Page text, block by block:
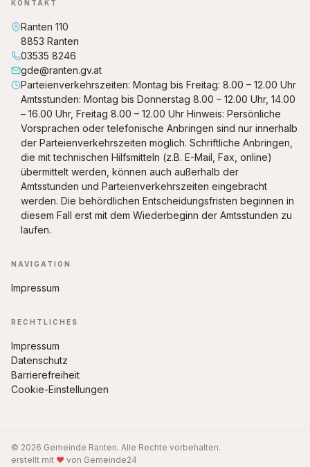
KONTAKT
Ranten 110
8853 Ranten
03535 8246
gde@ranten.gv.at
Parteienverkehrszeiten: Montag bis Freitag: 8.00 – 12.00 Uhr
Amtsstunden: Montag bis Donnerstag 8.00 – 12.00 Uhr, 14.00
– 16.00 Uhr, Freitag 8.00 – 12.00 Uhr Hinweis: Persönliche
Vorsprachen oder telefonische Anbringen sind nur innerhalb
der Parteienverkehrszeiten möglich. Schriftliche Anbringen,
die mit technischen Hilfsmitteln (z.B. E-Mail, Fax, online)
übermittelt werden, können auch außerhalb der
Amtsstunden und Parteienverkehrszeiten eingebracht
werden. Die behördlichen Entscheidungsfristen beginnen in
diesem Fall erst mit dem Wiederbeginn der Amtsstunden zu
laufen.
NAVIGATION
Impressum
RECHTLICHES
Impressum
Datenschutz
Barrierefreiheit
Cookie-Einstellungen
© 2026 Gemeinde Ranten. Alle Rechte vorbehalten.
erstellt mit ♥ von Gemeinde24